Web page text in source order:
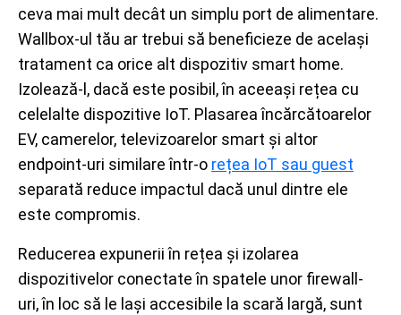
ceva mai mult decât un simplu port de alimentare.
Wallbox-ul tău ar trebui să beneficieze de același
tratament ca orice alt dispozitiv smart home.
Izolează-l, dacă este posibil, în aceeași rețea cu
celelalte dispozitive IoT. Plasarea încărcătoarelor
EV, camerelor, televizoarelor smart și altor
endpoint-uri similare într-o rețea IoT sau guest
separată reduce impactul dacă unul dintre ele
este compromis.
Reducerea expunerii în rețea și izolarea
dispozitivelor conectate în spatele unor firewall-
uri, în loc să le lași accesibile la scară largă, sunt